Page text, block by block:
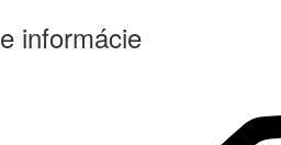
informácie